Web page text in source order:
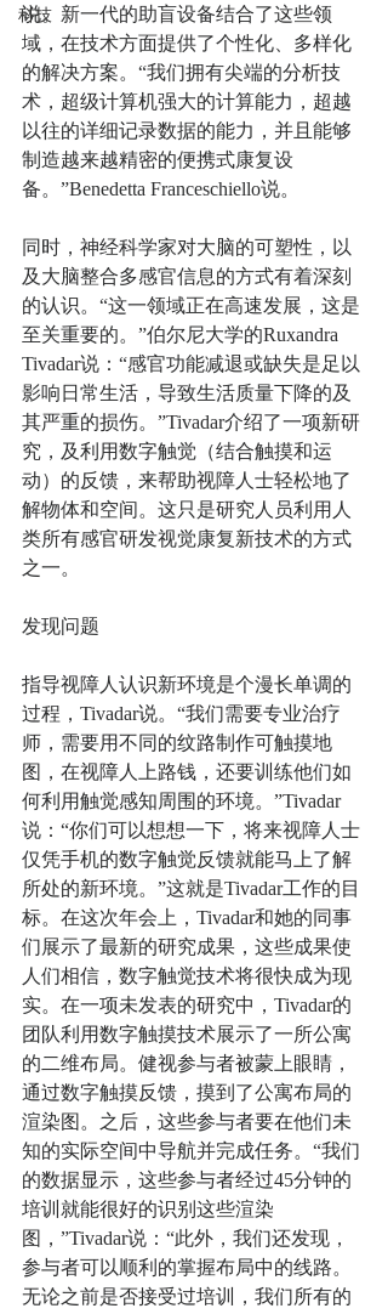
科技
说。新一代的助盲设备结合了这些领
域，在技术方面提供了个性化、多样化
的解决方案。“我们拥有尖端的分析技
术，超级计算机强大的计算能力，超越
以往的详细记录数据的能力，并且能够
制造越来越精密的便携式康复设
备。”Benedetta Franceschiello说。
同时，神经科学家对大脑的可塑性，以
及大脑整合多感官信息的方式有着深刻
的认识。“这一领域正在高速发展，这是
至关重要的。”伯尔尼大学的Ruxandra
Tivadar说：“感官功能减退或缺失是足以
影响日常生活，导致生活质量下降的及
其严重的损伤。”Tivadar介绍了一项新研
究，及利用数字触觉（结合触摸和运
动）的反馈，来帮助视障人士轻松地了
解物体和空间。这只是研究人员利用人
类所有感官研发视觉康复新技术的方式
之一。
发现问题
指导视障人认识新环境是个漫长单调的
过程，Tivadar说。“我们需要专业治疗
师，需要用不同的纹路制作可触摸地
图，在视障人上路钱，还要训练他们如
何利用触觉感知周围的环境。”Tivadar
说：“你们可以想想一下，将来视障人士
仅凭手机的数字触觉反馈就能马上了解
所处的新环境。”这就是Tivadar工作的目
标。在这次年会上，Tivadar和她的同事
们展示了最新的研究成果，这些成果使
人们相信，数字触觉技术将很快成为现
实。在一项未发表的研究中，Tivadar的
团队利用数字触摸技术展示了一所公寓
的二维布局。健视参与者被蒙上眼睛，
通过数字触摸反馈，摸到了公寓布局的
渲染图。之后，这些参与者要在他们未
知的实际空间中导航并完成任务。“我们
的数据显示，这些参与者经过45分钟的
培训就能很好的识别这些渲染
图，”Tivadar说：“此外，我们还发现，
参与者可以顺利的掌握布局中的线路。
无论之前是否接受过培训，我们所有的